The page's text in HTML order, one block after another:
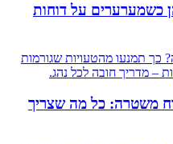
כשמערערים על דוחות
כך תמנעו מהטעויות שגורמות
– מדריך חובה לכל נהג.
משטרה: כל מה שצריך